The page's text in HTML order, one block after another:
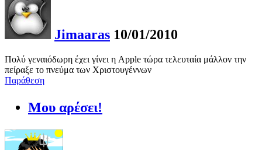
Jimaaras 10/01/2010
Πολύ γεναιόδωρη έχει γίνει η Apple τώρα τελευταία μάλλον την
πείραξε το πνεύμα των Χριστουγέννων
Παράθεση
Μου αρέσει!